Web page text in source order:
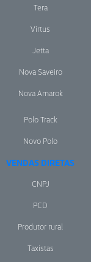
Tera
Virtus
Jetta
Nova Saveiro
Nova Amarok
Polo Track
Novo Polo
VENDAS DIRETAS
CNPJ
PCD
Produtor rural
Taxistas